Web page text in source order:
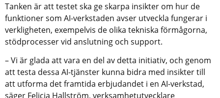
Tanken är att testet ska ge skarpa insikter om hur de
funktioner som AI-verkstaden avser utveckla fungerar i
verkligheten, exempelvis de olika tekniska förmågorna,
stödprocesser vid anslutning och support.
– Vi är glada att vara en del av detta initiativ, och genom
att testa dessa AI-tjänster kunna bidra med insikter till
att utforma det framtida erbjudandet i en AI-verkstad,
säger Felicia Hallström, verksamhetutvecklare